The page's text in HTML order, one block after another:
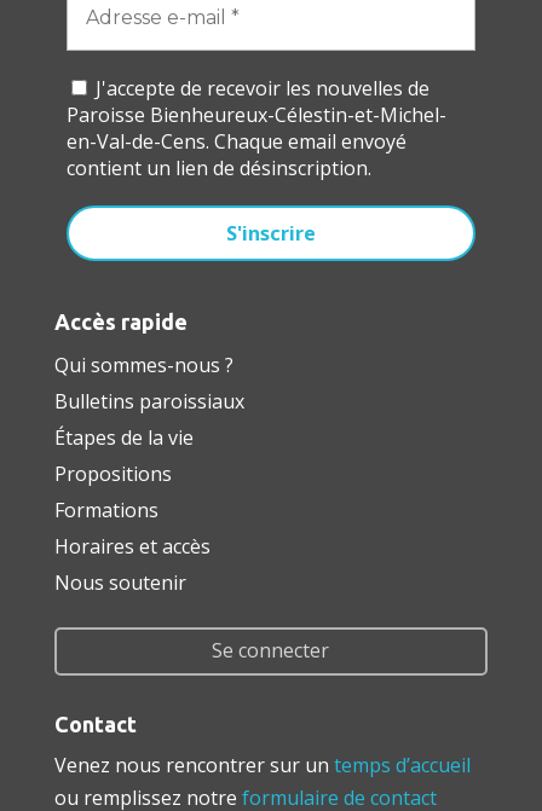
J'accepte de recevoir les nouvelles de
Paroisse Bienheureux-Célestin-et-Michel-
en-Val-de-Cens. Chaque email envoyé
contient un lien de désinscription.
Accès rapide
Qui sommes-nous ?
Bulletins paroissiaux
Étapes de la vie
Propositions
Formations
Horaires et accès
Nous soutenir
Se connecter
Contact
Venez nous rencontrer sur un temps d’accueil
ou remplissez notre formulaire de contact